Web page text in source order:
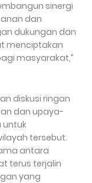
sinergi
dan
dukungan dan
menciptakan
masyarakat,”
diskusi ringan
dan upaya-
untuk
tersebut.
antara
terus terjalin
yang